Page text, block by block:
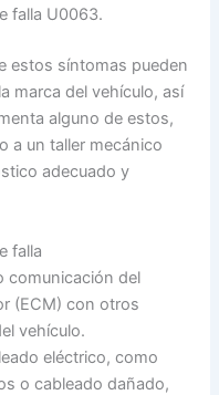
falla U0063.
estos síntomas pueden
marca del vehículo, así
alguno de estos,
a un taller mecánico
adecuado y
falla
comunicación del
(ECM) con otros
vehículo.
eléctrico, como
o cableado dañado,